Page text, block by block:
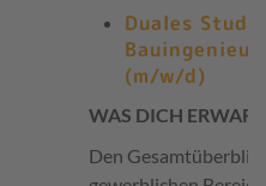
Duales
(m/w/d)
WAS DICH
Den